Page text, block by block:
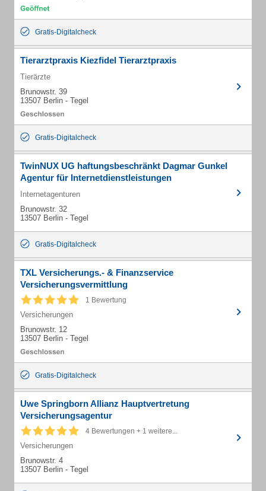
Gratis-Digitalcheck
Tierarztpraxis Kiezfidel Tierarztpraxis
Tierärzte
Brunowstr. 39
13507 Berlin - Tegel
Gratis-Digitalcheck
TwinNUX UG haftungsbeschränkt Dagmar Gunkel
Agentur für Internetdienstleistungen
Internetagenturen
Brunowstr. 32
13507 Berlin - Tegel
Gratis-Digitalcheck
TXL Versicherungs.- & Finanzservice
Versicherungsvermittlung
1 Bewertung
Versicherungen
Brunowstr. 12
13507 Berlin - Tegel
Gratis-Digitalcheck
Uwe Springborn Allianz Hauptvertretung
Versicherungsagentur
4 Bewertungen + 1 weitere...
Versicherungen
Brunowstr. 4
13507 Berlin - Tegel